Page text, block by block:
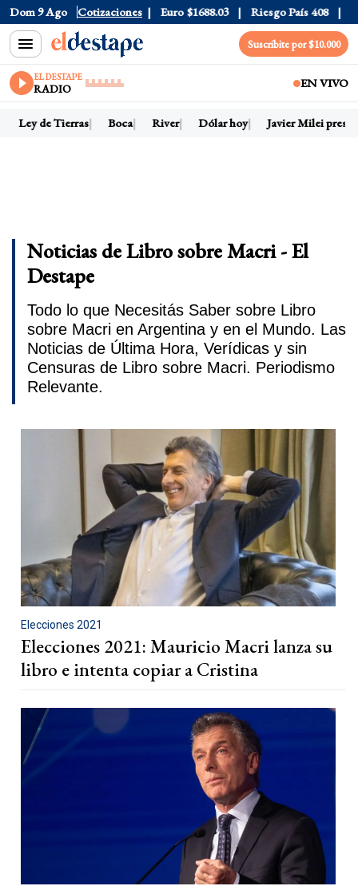
Dom 9 Ago Cotizaciones
Dólar CCL $1580.7 Euro $1688.03 Riesgo País 408
Suscribite por $10.000
EL DESTAPE
RADIO EN VIVO
Ley de Tierras Boca River Dólar hoy Javier Milei
Noticias de Libro sobre Macri - El
Destape
Todo lo que Necesitás Saber sobre Libro
sobre Macri en Argentina y en el Mundo. Las
Noticias de Última Hora, Verídicas y sin
Censuras de Libro sobre Macri. Periodismo
Relevante.
Elecciones 2021
Elecciones 2021: Mauricio Macri lanza su
libro e intenta copiar a Cristina